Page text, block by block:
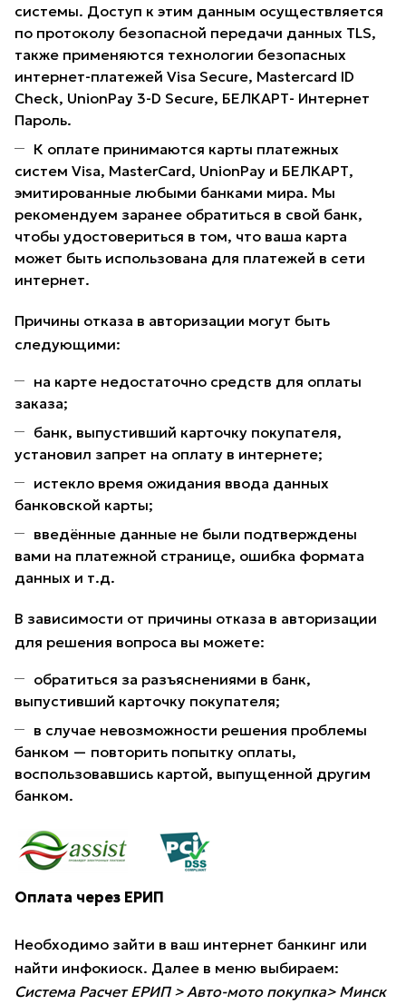
системы. Доступ к этим данным осуществляется
по протоколу безопасной передачи данных TLS,
также применяются технологии безопасных
интернет-платежей Visa Secure, Mastercard ID
Check, UnionPay 3-D Secure, БЕЛКАРТ- Интернет
Пароль.
К оплате принимаются карты платежных
систем Visa, MasterCard, UnionPay и БЕЛКАРТ,
эмитированные любыми банками мира. Мы
рекомендуем заранее обратиться в свой банк,
чтобы удостовериться в том, что ваша карта
может быть использована для платежей в сети
интернет.
Причины отказа в авторизации могут быть
следующими:
на карте недостаточно средств для оплаты
заказа;
банк, выпустивший карточку покупателя,
установил запрет на оплату в интернете;
истекло время ожидания ввода данных
банковской карты;
введённые данные не были подтверждены
вами на платежной странице, ошибка формата
данных и т.д.
В зависимости от причины отказа в авторизации
для решения вопроса вы можете:
обратиться за разъяснениями в банк,
выпустивший карточку покупателя;
в случае невозможности решения проблемы
банком — повторить попытку оплаты,
воспользовавшись картой, выпущенной другим
банком.
Оплата через ЕРИП
Необходимо зайти в ваш интернет банкинг или
найти инфокиоск. Далее в меню выбираем:
Система Расчет ЕРИП > Авто-мото покупка> Минск